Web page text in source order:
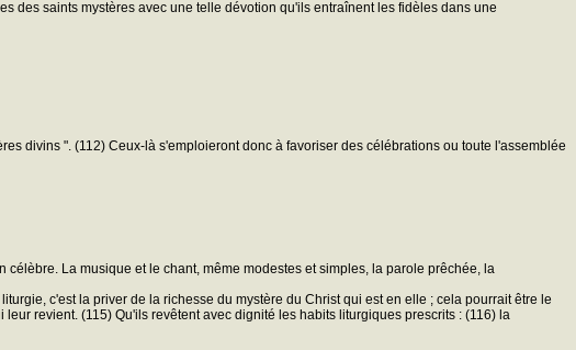
des saints mystères avec une telle dévotion qu'ils entraînent les fidèles dans une
divins ". (112) Ceux-là s'emploieront donc à favoriser des célébrations ou toute l'assemblée
La musique et le chant, même modestes et simples, la parole prêchée, la
c'est la priver de la richesse du mystère du Christ qui est en elle ; cela pourrait être le
revient. (115) Qu'ils revêtent avec dignité les habits liturgiques prescrits : (116) la